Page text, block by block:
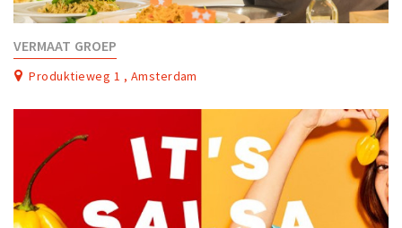
VERMAAT GROEP
Produktieweg 1 , Amsterdam